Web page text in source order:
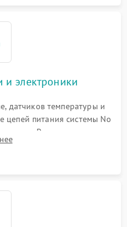
и электроники
датчиков температуры и
цепей питания системы No
Ремонт или замена
алгоритмов.